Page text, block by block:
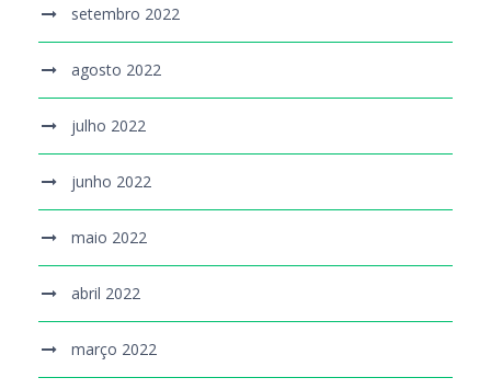
setembro 2022
agosto 2022
julho 2022
junho 2022
maio 2022
abril 2022
março 2022